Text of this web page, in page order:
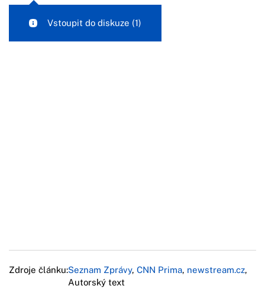
Vstoupit do diskuze (1)
Zdroje článku:Seznam Zprávy, CNN Prima, newstream.cz,
Autorský text